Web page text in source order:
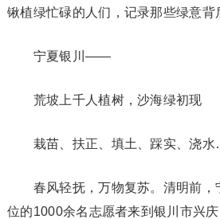
锹植绿忙碌的人们，记录那些绿意背
宁夏银川——
荒坡上千人植树，沙海绿初现
栽苗、扶正、填土、踩实、浇
春风轻抚，万物复苏。清明前，
位的1000余名志愿者来到银川市兴